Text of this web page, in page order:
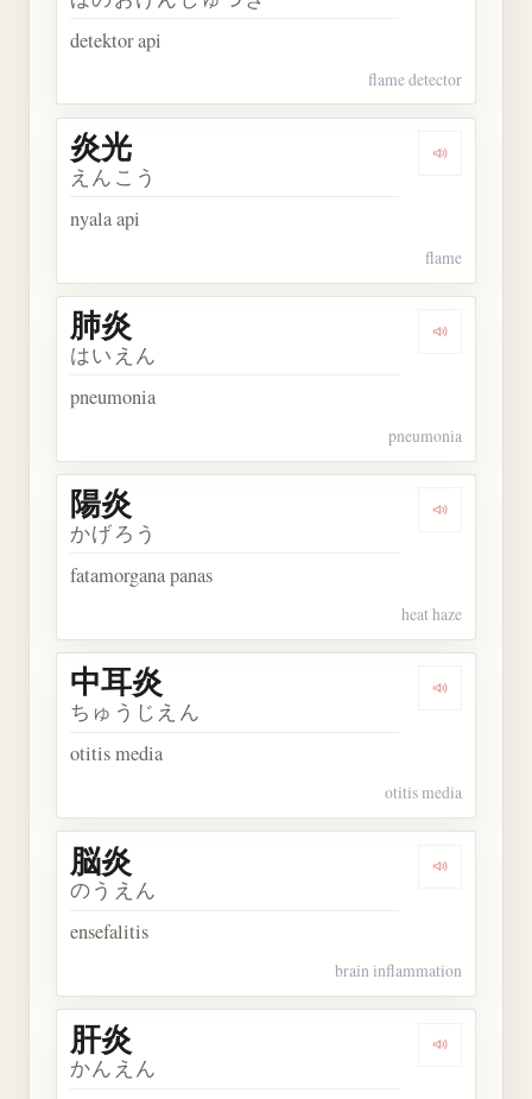
detektor api
flame detector
Dengarkan
炎光
えんこう
nyala api
flame
Dengarkan
肺炎
はいえん
pneumonia
pneumonia
Dengarkan
陽炎
かげろう
fatamorgana panas
heat haze
Dengarkan
中耳炎
ちゅうじえん
otitis media
otitis media
Dengarkan
脳炎
のうえん
ensefalitis
brain inflammation
Dengarkan
肝炎
かんえん